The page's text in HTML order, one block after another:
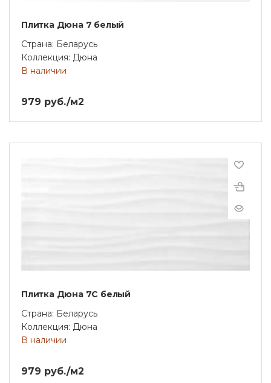
Плитка Дюна 7 белый
Страна: Беларусь
Коллекция: Дюна
В наличии
979 руб./м2
Плитка Дюна 7С белый
Страна: Беларусь
Коллекция: Дюна
В наличии
979 руб./м2